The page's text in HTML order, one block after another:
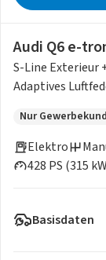
Audi Q6 e-
S-Line Exterieur
Adaptives
Nur
Elektro
428 PS (315
Basisdaten